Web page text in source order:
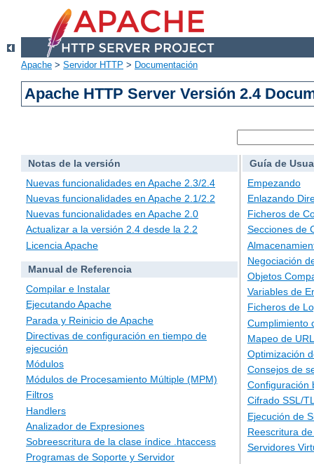
Apache > Servidor HTTP > Documentación
Apache HTTP Server Versión 2.4
Notas de la versión
Nuevas funcionalidades en Apache 2.3/2.4
Nuevas funcionalidades en Apache 2.1/2.2
Nuevas funcionalidades en Apache 2.0
Actualizar a la versión 2.4 desde la 2.2
Licencia Apache
Manual de Referencia
Compilar e Instalar
Ejecutando Apache
Parada y Reinicio de Apache
Directivas de configuración en tiempo de
ejecución
Módulos
Módulos de Procesamiento Múltiple (MPM)
Filtros
Handlers
Analizador de Expresiones
Sobreescritura de la clase índice .htaccess
Programas de Soporte y Servidor
Guía de
Empezando
Enlazando
Ficheros de
Secciones de
Negociación
Objetos
Variables de
Ficheros de
Cumplimiento
Mapeo de
Optimización
Consejos de
Configuración
Cifrado SSL/
Ejecución de
Reescritura
Servidores